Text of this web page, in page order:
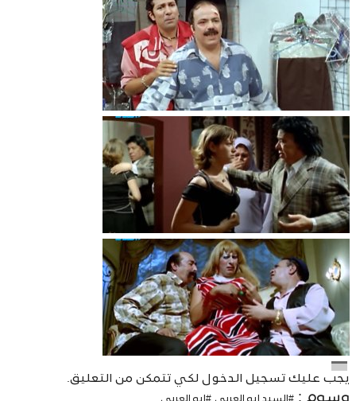
يجب عليك تسجيل الدخول لكي تتمكن من التعليق.